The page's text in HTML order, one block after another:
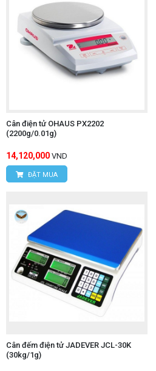
Cân điện tử OHAUS PX2202
(2200g/0.01g)
14,120,000 VND
ĐẶT MUA
Cân đếm điện tử JADEVER JCL-30K
(30kg/1g)